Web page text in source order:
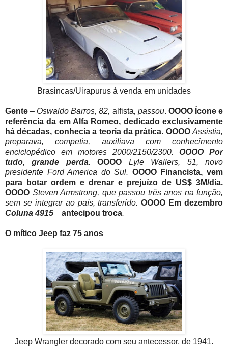
Brasincas/Uirapurus à venda em unidades
Gente – Oswaldo Barros, 82, alfista, passou. OOOO Ícone e
referência da em Alfa Romeo, dedicado exclusivamente
há décadas, conhecia a teoria da prática. OOOOAssistia,
preparava, competia, auxiliava com conhecimento
enciclopédico em motores 2000/2150/2300. OOOO Por
tudo, grande perda.OOOO Lyle Wallers, 51, novo
presidente Ford America do Sul. OOOO Financista, vem
para botar ordem e drenar e prejuízo de US$ 3M/dia.
OOOO Steven Armstrong, que passou três anos na função,
sem se integrar ao país, transferido. OOOO Em dezembro
Coluna 4915
antecipou troca.
O mítico Jeep faz 75 anos
Jeep Wrangler decorado com seu antecessor, de 1941.